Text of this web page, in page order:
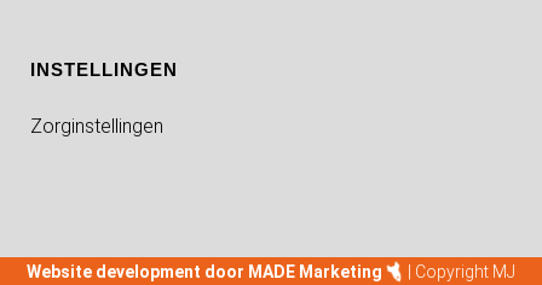
INSTELLINGEN
Zorginstellingen
Website development door MADE Marketing | Copyright MJ